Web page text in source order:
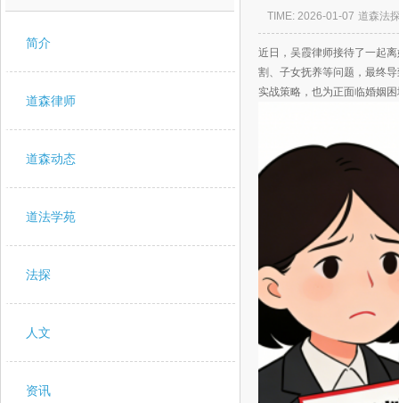
简介
道森律师
道森动态
道法学苑
法探
人文
资讯
TIME: 2026-01-07 道森法
近日，吴霞律师接待了一起
割、子女抚养等问题，最终
实战策略，也为正面临婚姻